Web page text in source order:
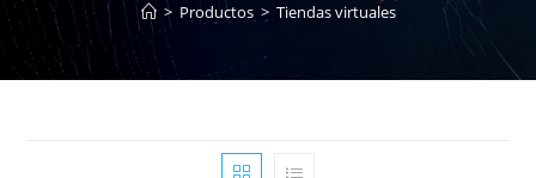
> Productos > Tiendas virtuales